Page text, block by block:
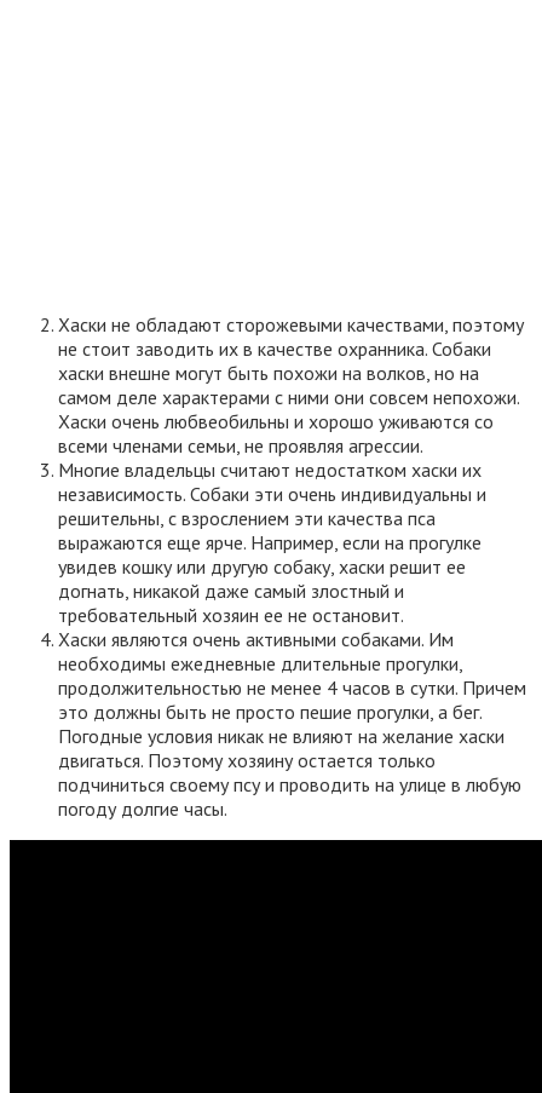
Хаски не обладают сторожевыми качествами, поэтому
не стоит заводить их в качестве охранника. Собаки
хаски внешне могут быть похожи на волков, но на
самом деле характерами с ними они совсем непохожи.
Хаски очень любвеобильны и хорошо уживаются со
всеми членами семьи, не проявляя агрессии.
Многие владельцы считают недостатком хаски их
независимость. Собаки эти очень индивидуальны и
решительны, с взрослением эти качества пса
выражаются еще ярче. Например, если на прогулке
увидев кошку или другую собаку, хаски решит ее
догнать, никакой даже самый злостный и
требовательный хозяин ее не остановит.
Хаски являются очень активными собаками. Им
необходимы ежедневные длительные прогулки,
продолжительностью не менее 4 часов в сутки. Причем
это должны быть не просто пешие прогулки, а бег.
Погодные условия никак не влияют на желание хаски
двигаться. Поэтому хозяину остается только
подчиниться своему псу и проводить на улице в любую
погоду долгие часы.